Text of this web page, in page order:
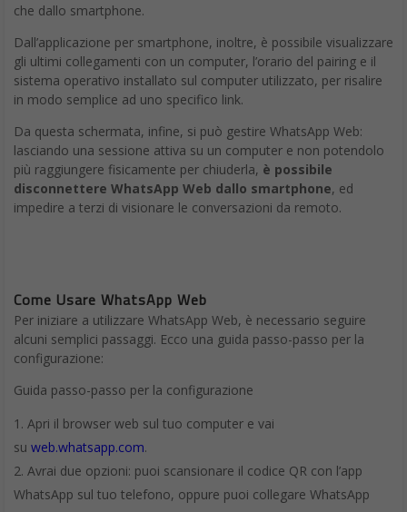
iPhone:Inquadra il codice QR
Se richiesto, tocca o seleziona Fatto.
Nota: puoi essere connesso a una sessione alla volta tra
WhatsApp Web, WhatsApp Desktop e Portal.
Disconnettersi
Per disconnetterti da WhatsApp su WhatsApp Web o Desktop:
apriWhatsApp WeboWhatsApp Desktop
articolo.
Disconnettersi su Android
Su Android, per disconnetterti da WhatsApp Web, WhatsApp
tocca Altre opzioni> WhatsApp Web
tocca il computer o Portal nell’elenco >
Disconnettersi da tutti i dispositivi